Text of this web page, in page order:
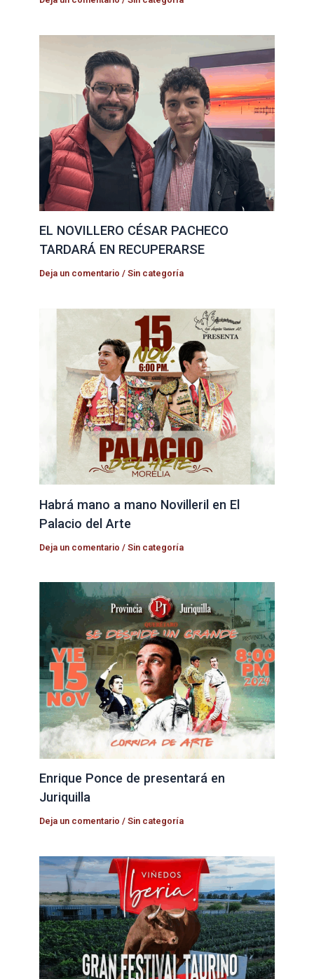
EL NOVILLERO CÉSAR PACHECO
TARDARÁ EN RECUPERARSE
Deja un comentario /Sin categoría
Habrá mano a mano Novilleril en El
Palacio del Arte
Deja un comentario /Sin categoría
Enrique Ponce de presentará en
Juriquilla
Deja un comentario /Sin categoría